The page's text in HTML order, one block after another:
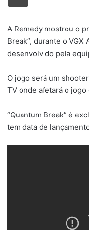
A Remedy mostrou o
Break”, durante o VGX
desenvolvido pela
O jogo será um
TV onde afetará o jogo
“Quantum Break” é
tem data de